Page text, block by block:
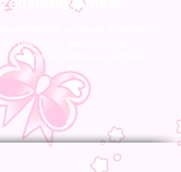
originale Produkte!
geben wir keine Chance!
unserer angebotenen Artikeln